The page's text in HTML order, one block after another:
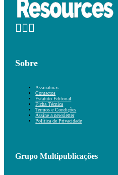
Sobre
Assinaturas
Contactos
Estatuto Editorial
Ficha Técnica
Termos e Condições
Assine a newsletter
Política de Privacidade
Grupo Multipublicações